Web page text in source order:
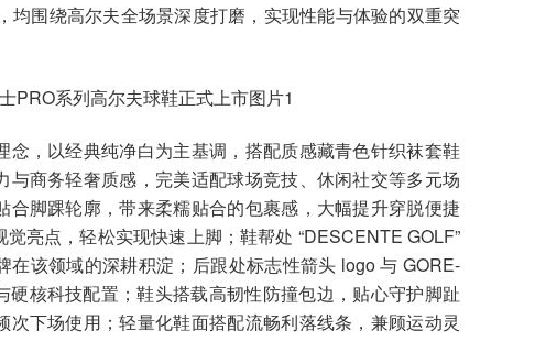
围绕高尔夫全场景深度打磨，实现性能与体验的双重突
，以经典纯净白为主基调，搭配质感藏青色针织袜套鞋
商务轻奢质感，完美适配球场竞技、休闲社交等多元场
脚踝轮廓，带来柔糯贴合的包裹感，大幅提升穿脱便捷
亮点，轻松实现快速上脚；鞋帮处 “DESCENTE GOLF”
该领域的深耕积淀；后跟处标志性箭头 logo 与 GORE-
核科技配置；鞋头搭载高韧性防撞包边，贴心守护脚趾
下场使用；轻量化鞋面搭配流畅利落线条，兼顾运动灵